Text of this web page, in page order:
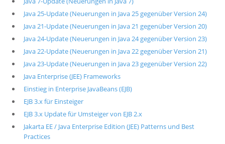
Java 25-Update (Neuerungen in Java 25 gegenüber Version 24)
Java 21-Update (Neuerungen in Java 21 gegenüber Version 20)
Java 24-Update (Neuerungen in Java 24 gegenüber Version 23)
Java 22-Update (Neuerungen in Java 22 gegenüber Version 21)
Java 23-Update (Neuerungen in Java 23 gegenüber Version 22)
Java Enterprise (JEE) Frameworks
Einstieg in Enterprise JavaBeans (EJB)
EJB 3.x für Einsteiger
EJB 3.x Update für Umsteiger von EJB 2.x
Jakarta EE / Java Enterprise Edition (JEE) Patterns und Best
Practices